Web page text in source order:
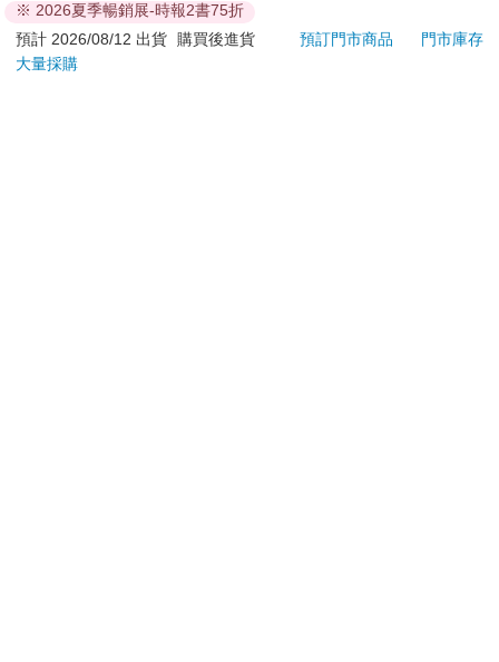
日）。
辦理退換貨時，商品（組合商品恕無法接受單獨退貨）必須
是您收到商品時的原始狀態（包含商品本體、配件、贈品、
※ 2026夏季暢銷展-時報2書75折
預計 2026/08/12 出貨
購買後進貨 預訂門市商品
門市庫存
大量採購